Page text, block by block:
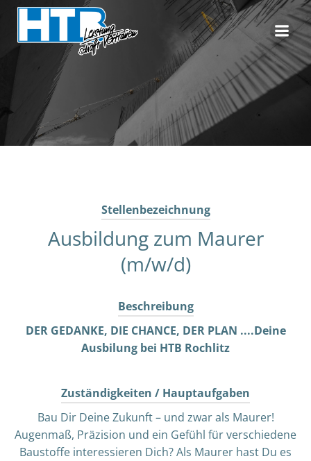
Zum
Inhalt
springen
Stellenbezeichnung
Ausbildung zum Maurer
(m/w/d)
Beschreibung
DER GEDANKE, DIE CHANCE, DER PLAN ....Deine
Ausbilung bei HTB Rochlitz
Zuständigkeiten / Hauptaufgaben
Bau Dir Deine Zukunft – und zwar als Maurer!
Augenmaß, Präzision und ein Gefühl für verschiedene
Baustoffe interessieren Dich? Als Maurer hast Du es